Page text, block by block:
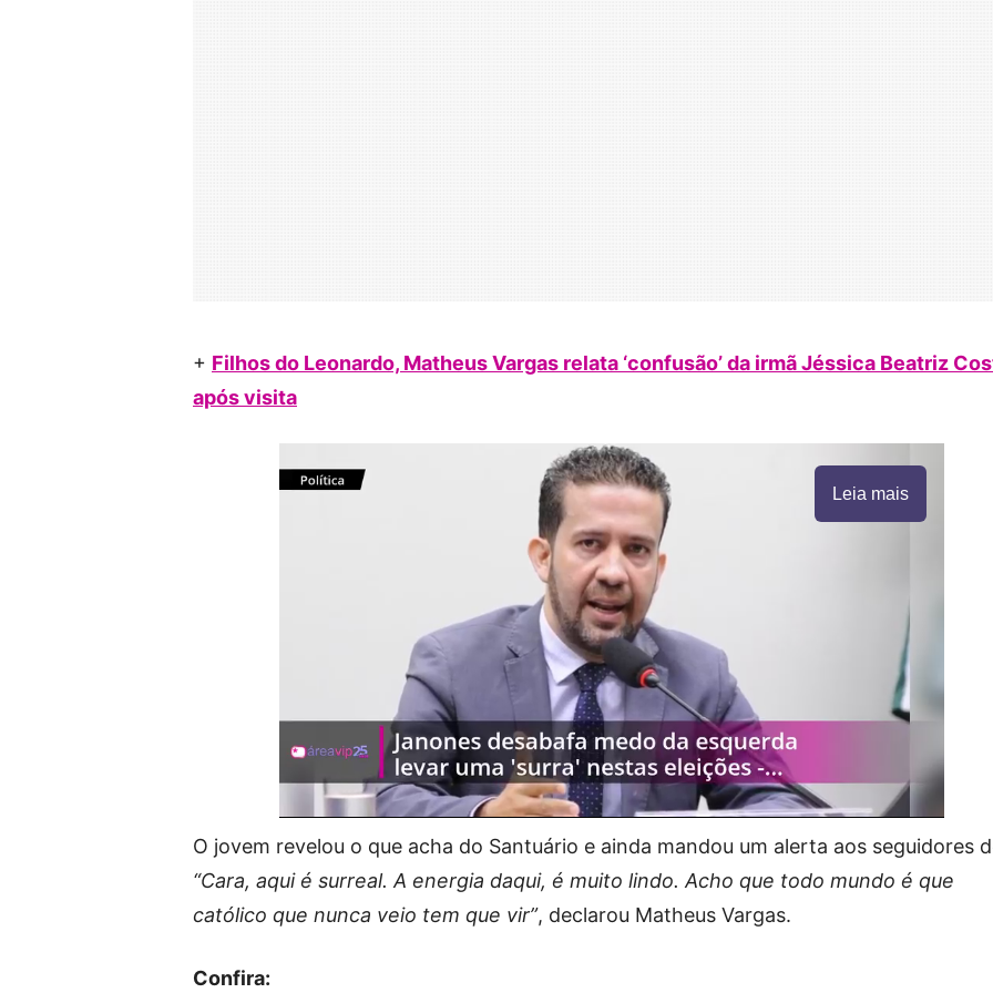
+ Filhos do Leonardo, Matheus Vargas relata ‘confusão’ da irmã Jéssica Beatriz
após visita
Leia mais
O jovem revelou o que acha do Santuário e ainda mandou um alerta aos seguidores
“Cara, aqui é surreal. A energia daqui, é muito lindo. Acho que todo mundo é que
católico que nunca veio tem que vir”, declarou Matheus Vargas.
Confira: